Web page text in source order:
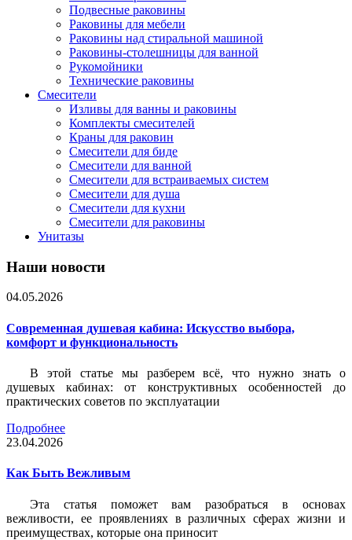
Подвесные раковины
Раковины для мебели
Раковины над стиральной машиной
Раковины-столешницы для ванной
Рукомойники
Технические раковины
Смесители
Изливы для ванны и раковины
Комплекты смесителей
Краны для раковин
Смесители для биде
Смесители для ванной
Смесители для встраиваемых систем
Смесители для душа
Смесители для кухни
Смесители для раковины
Унитазы
Наши новости
04.05.2026
Современная душевая кабина: Искусство выбора,
комфорт и функциональность
В этой статье мы разберем всё, что нужно знать о
душевых кабинах: от конструктивных особенностей до
практических советов по эксплуатации
Подробнее
23.04.2026
Как Быть Вежливым
Эта статья поможет вам разобраться в основах
вежливости, ее проявлениях в различных сферах жизни и
преимуществах, которые она приносит